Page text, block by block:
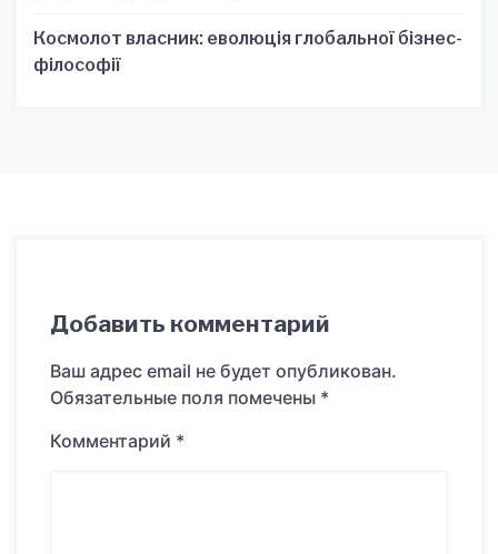
Космолот власник: еволюція глобальної бізнес-
філософії
Добавить комментарий
Ваш адрес email не будет опубликован.
Обязательные поля помечены *
Комментарий *